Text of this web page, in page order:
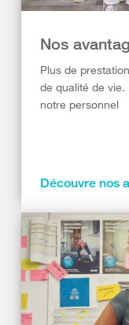
Nos
Plus de
de qualité de
notre personnel
Découvre nos